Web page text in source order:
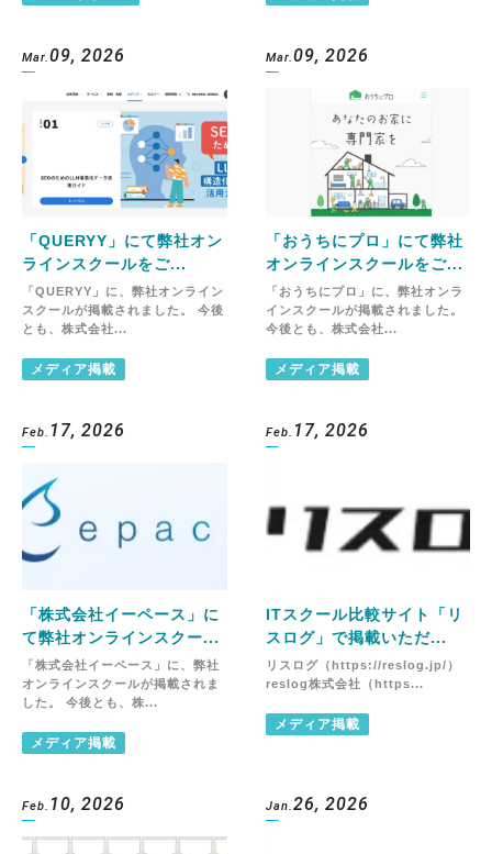
Mar.09, 2026
「QUERYY」にて弊社オン
ラインスクールをご...
「QUERYY」に、弊社オンライン
スクールが掲載されました。 今後
とも、株式会社...
メディア掲載
Mar.09, 2026
「おうちにプロ」にて弊社
オンラインスクールをご...
「おうちにプロ」に、弊社オンラ
インスクールが掲載されました。
今後とも、株式会社...
メディア掲載
Feb. 17, 2026
「株式会社イーペース」に
て弊社オンラインスクー...
「株式会社イーペース」に、弊社
オンラインスクールが掲載されま
した。 今後とも、株...
メディア掲載
Feb. 17, 2026
ITスクール比較サイト「リ
スログ」で掲載いただ...
リスログ（https://reslog.jp/）
reslog株式会社（https...
メディア掲載
Feb. 10, 2026 Jan.26, 2026